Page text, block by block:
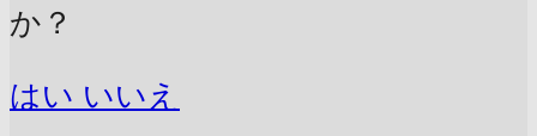
か？
はい いいえ